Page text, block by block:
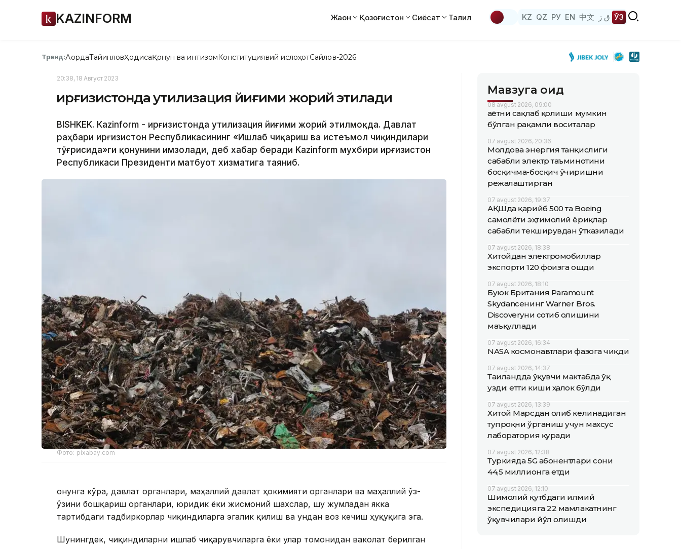
KAZINFORM Жаҳон Қозоғистон Сиёсат Таҳлил KZ QZ РУ EN 中文 ق ز ЎЗ
Тренд:АқордаТайинловҲодисаҚонун ва интизомКонституциявий ислоҳотСайлов-2026
20:38, 18 Август 2023
Қирғизистонда утилизация йиғими жорий этилади
BISHKEK. Кazinform - Қирғизистонда утилизация йиғими жорий этилмоқда. Давлат
раҳбари Қирғизистон Республикасининг «Ишлаб чиқариш ва истеъмол чиқиндилари
тўғрисида»ги қонунини имзолади, деб хабар беради Kazinform мухбири Қирғизистон
Республикаси Президенти матбуот хизматига таяниб.
Фото: pixabay.com
Қонунга кўра, давлат органлари, маҳаллий давлат ҳокимияти органлари ва маҳаллий ўз-
ўзини бошқариш органлари, юридик ёки жисмоний шахслар, шу жумладан якка
тартибдаги тадбиркорлар чиқиндиларга эгалик қилиш ва ундан воз кечиш ҳуқуқига эга.
Шунингдек, чиқиндиларни ишлаб чиқарувчиларга ёки улар томонидан ваколат берилган
Мавзуга оид
08 avgust 2026, 09:00
Ҳаётни сақлаб қолиши мумкин
бўлган рақамли воситалар
07 avgust 2026, 20:36
Молдова энергия танқислиги
сабабли электр таъминотини
босқичма-босқич ўчиришни
режалаштирган
07 avgust 2026, 19:37
АҚШда қарийб 500 та Boeing
самолёти эҳтимолий ёриқлар
сабабли текширувдан ўтказилади
07 avgust 2026, 18:38
Хитойдан электромобиллар
экспорти 120 фоизга ошди
07 avgust 2026, 18:10
Буюк Британия Paramount
Skydanceнинг Warner Bros.
Discoveryни сотиб олишини
маъқуллади
07 avgust 2026, 16:34
NASA космонавтлари фазога чиқди
07 avgust 2026, 14:37
Таиландда ўқувчи мактабда ўқ
узди: етти киши ҳалок бўлди
07 avgust 2026, 13:39
Хитой Марсдан олиб келинадиган
тупроқни ўрганиш учун махсус
лаборатория қуради
07 avgust 2026, 12:38
Туркияда 5G абонентлари сони
44,5 миллионга етди
07 avgust 2026, 12:10
Шимолий қутбдаги илмий
экспедицияга 22 мамлакатнинг
ўқувчилари йўл олишди